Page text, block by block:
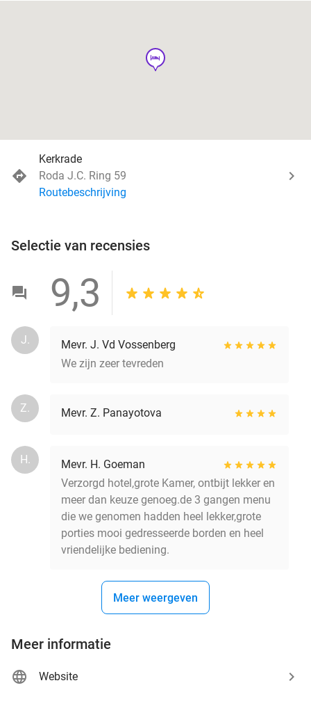
hotel
Kerkrade
Roda J.C. Ring 59
Routebeschrijving
Selectie van recensies
9,3
J.
Mevr. J. Vd Vossenberg
We zijn zeer tevreden
Z. Mevr. Z. Panayotova
H.
Mevr. H. Goeman
Verzorgd hotel,grote Kamer, ontbijt lekker en
meer dan keuze genoeg.de 3 gangen menu
die we genomen hadden heel lekker,grote
porties mooi gedresseerde borden en heel
vriendelijke bediening.
Meer weergeven
Meer informatie
Website